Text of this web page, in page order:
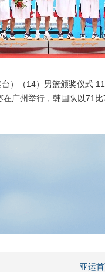
）（14）男篮颁奖仪式
在广州举行，韩国队以71
亚运